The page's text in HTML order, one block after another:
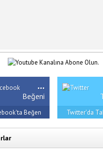
...
Beğeni
Beğen Twitter'da